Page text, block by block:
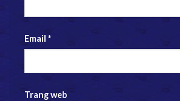
Email *
Trang web